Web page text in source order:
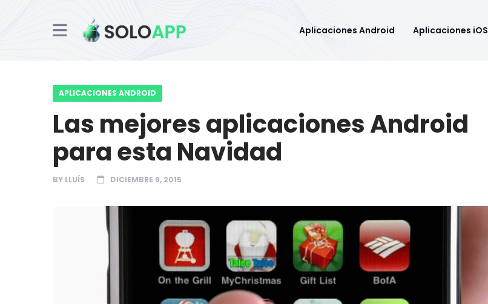
Aplicaciones Android Aplicaciones iOS
APLICACIONES ANDROID
Las mejores aplicaciones Android
para esta Navidad
BY LLUÍS DICIEMBRE 9, 2015